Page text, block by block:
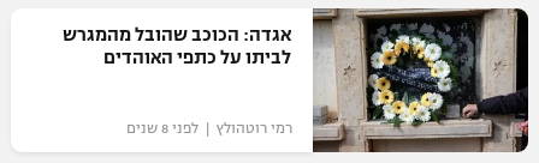
VOD
גביע המדינה
נבחרת ישראל
מכבי חיפה
ליגה גרמנית
ליגה ספרדית
ליגה לאומית
כדורסל נשים
מכבי תל אביב
NBA
יורוליג
יורוקאפ
ענפים נוספים
טניס
אגדה: הכוכב שהובל מהמגרש
לביתו על כתפי האוהדים
רמי רוטהולץ | לפני 8 שנים